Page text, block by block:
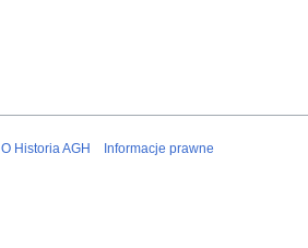
O Historia AGH Informacje prawne